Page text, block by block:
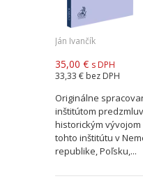
Ján Ivančík
35,00 € s DPH
33,33 € bez DPH
Originálne
inštitútom
historickým
tohto inštitútu v
republike, Poľsku,...